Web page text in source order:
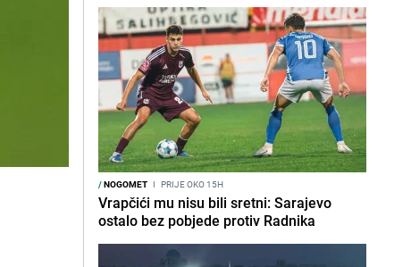
/NOGOMET I PRIJE OKO 15H
Vrapčići mu nisu bili sretni: Sarajevo
ostalo bez pobjede protiv Radnika